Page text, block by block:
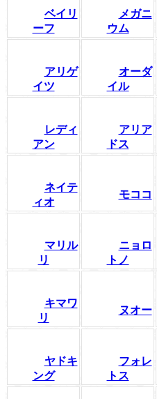
ベイリ
ーフ
メガニ
ウム
アリゲ
イツ
オーダ
イル
レディ
アン
アリア
ドス
ネイテ
ィオ
モココ
マリル
リ
ニョロ
トノ
キマワ
リ
ヌオー
ヤドキ
ング
フォレ
トス